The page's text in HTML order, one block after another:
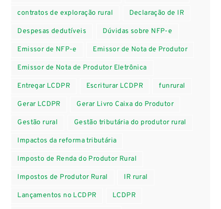
contratos de exploração rural Declaração de IR
Despesas dedutíveis Dúvidas sobre NFP-e
Emissor de NFP-e Emissor de Nota de Produtor
Emissor de Nota de Produtor Eletrônica
Entregar LCDPR Escriturar LCDPR funrural
Gerar LCDPR Gerar Livro Caixa do Produtor
Gestão rural Gestão tributária do produtor rural
Impactos da reforma tributária
Imposto de Renda do Produtor Rural
Impostos de Produtor Rural IR rural
Lançamentos no LCDPR LCDPR